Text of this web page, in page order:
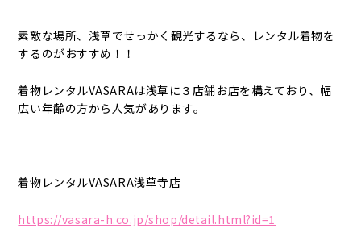
素敵な場所、浅草でせっかく観光するなら、レンタル着物を
するのがおすすめ！！
着物レンタルVASARAは浅草に３店舗お店を構えており、幅
広い年齢の方から人気があります。
着物レンタルVASARA浅草寺店
https://vasara-h.co.jp/shop/detail.html?id=1